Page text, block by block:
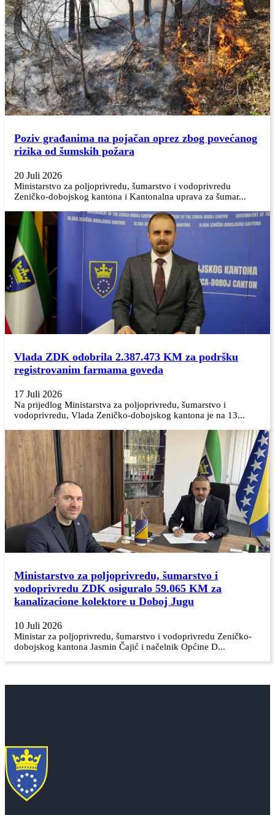
Poziv građanima na pojačan oprez zbog povećanog
rizika od šumskih požara
20 Juli 2026
Ministarstvo za poljoprivredu, šumarstvo i vodoprivredu
Zeničko-dobojskog kantona i Kantonalna uprava za šumar...
Vlada ZDK odobrila 2.387.473 KM za podršku
registrovanim farmama goveda
17 Juli 2026
Na prijedlog Ministarstva za poljoprivredu, šumarstvo i
vodoprivredu, Vlada Zeničko-dobojskog kantona je na 13...
Ministarstvo za poljoprivredu, šumarstvo i
vodoprivredu ZDK osiguralo 59.065 KM za
kanalizacione kolektore u Doboj Jugu
10 Juli 2026
Ministar za poljoprivredu, šumarstvo i vodoprivredu Zeničko-
dobojskog kantona Jasmin Čajić i načelnik Općine D...